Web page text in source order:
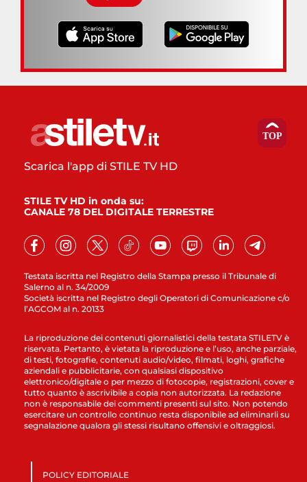
Testata iscritta nel Registro della Stampa presso il Tribunale di
Salerno al n. 34/2009
Società iscritta nel Registro degli Operatori di Comunicazione c/o
l’AGCOM al n. 20133
Scarica l'app di STILE TV HD
STILE TV HD in onda su:
CANALE 78 DEL DIGITALE TERRESTRE
La riproduzione dei contenuti giornalistici della testata STILETV è
riservata. Pertanto, è vietata la riproduzione e l’uso, anche parziale,
di testi, fotografie, contenuti audio/video, filmati, loghi, grafiche
aziendali e pubblicitarie, con qualsiasi dispositivo
elettronico/digitale o per mezzo di fotocopie, registrazioni, cover e
tutto quanto è ascrivibile a copia non autorizzata. La redazione
non è responsabile dei commenti presenti sul sito. Non potendo
esercitare un controllo continuo resta disponibile ad eliminarli su
segnalazione qualora gli stessi risultano offensivi e oltraggiosi.
POLICY EDITORIALE